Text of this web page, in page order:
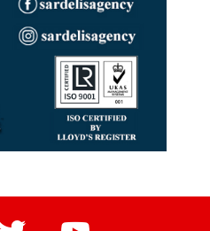
twitter youtube